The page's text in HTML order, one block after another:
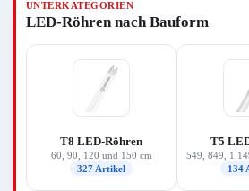
für Ihre Leuchte, die passende
(warmweiß bis kaltweiß) und vor
Betriebsart Ihres vorhandenen
Das Sortiment deckt
bis 58 W ab und stammt
Osram/Ledvance und Philips.
UNTERKATEGORIEN
LED-Röhren nach Bauform
T8 LED-Röhren
60, 90, 120 und 150 cm
327 Artikel
T5
549, 849,
134